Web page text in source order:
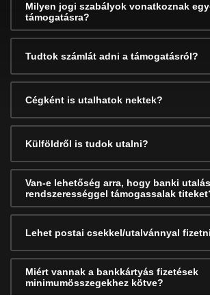
Milyen jogi szabályok vonatkoznak
támogatásra?
Tudtok számlát adni a támogatásról?
Cégként is utalhatok nektek?
Külföldről is tudok utalni?
Van-e lehetőség arra, hogy banki
rendszerességgel támogassalak
Lehet postai csekkel/utalvánnyal
Miért vannak a bankkártyás fizetések
minimumösszegekhez kötve?